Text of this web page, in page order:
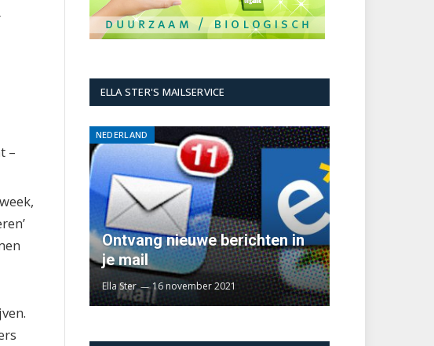
–
ELLA STER'S MAILSERVICE
NEDERLAND
Ontvang nieuwe berichten in
je mail
Ella Ster 16 november 2021